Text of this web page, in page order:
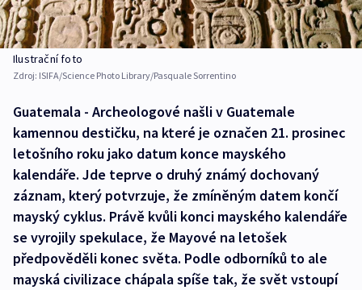
Ilustrační foto
Zdroj: ISIFA/Science Photo Library/Pasquale Sorrentino
Guatemala - Archeologové našli v Guatemale
kamennou destičku, na které je označen 21. prosinec
letošního roku jako datum konce mayského
kalendáře. Jde teprve o druhý známý dochovaný
záznam, který potvrzuje, že zmíněným datem končí
mayský cyklus. Právě kvůli konci mayského kalendáře
se vyrojily spekulace, že Mayové na letošek
předpověděli konec světa. Podle odborníků to ale
mayská civilizace chápala spíše tak, že svět vstoupí